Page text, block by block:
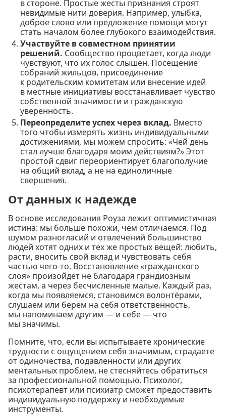
в стороне. Простые жесты признания строят
невидимые нити доверия. Например, улыбка,
доброе слово или предложение помощи могут
стать началом более глубокого взаимодействия.
Участвуйте в совместном принятии
решений. Сообщество процветает, когда люди
чувствуют, что их голос слышен. Посещение
собраний жильцов, присоединение
к родительским комитетам или внесение идей
в местные инициативы восстанавливает чувство
собственной значимости и гражданскую
уверенность.
Переопределите успех через вклад. Вместо
того чтобы измерять жизнь индивидуальными
достижениями, мы можем спросить: «Чей день
стал лучше благодаря моим действиям?» Этот
простой сдвиг переориентирует благополучие
на общий вклад, а не на единоличные
свершения.
От данных к надежде
В основе исследования Роуза лежит оптимистичная
истина: мы больше похожи, чем отличаемся. Под
шумом разногласий и отвлечений большинство
людей хотят одних и тех же простых вещей: любить,
расти, вносить свой вклад и чувствовать себя
частью чего-то. Восстановление «гражданского
слоя» произойдёт не благодаря грандиозным
жестам, а через бесчисленные малые. Каждый раз,
когда мы появляемся, становимся волонтёрами,
слушаем или берём на себя ответственность,
мы напоминаем другим — и себе — что
мы значимы.
Помните, что, если вы испытываете хронические
трудности с ощущением себя значимым, страдаете
от одиночества, подавленности или других
ментальных проблем, не стесняйтесь обратиться
за профессиональной помощью. Психолог,
психотерапевт или психиатр сможет предоставить
индивидуальную поддержку и необходимые
инструменты.